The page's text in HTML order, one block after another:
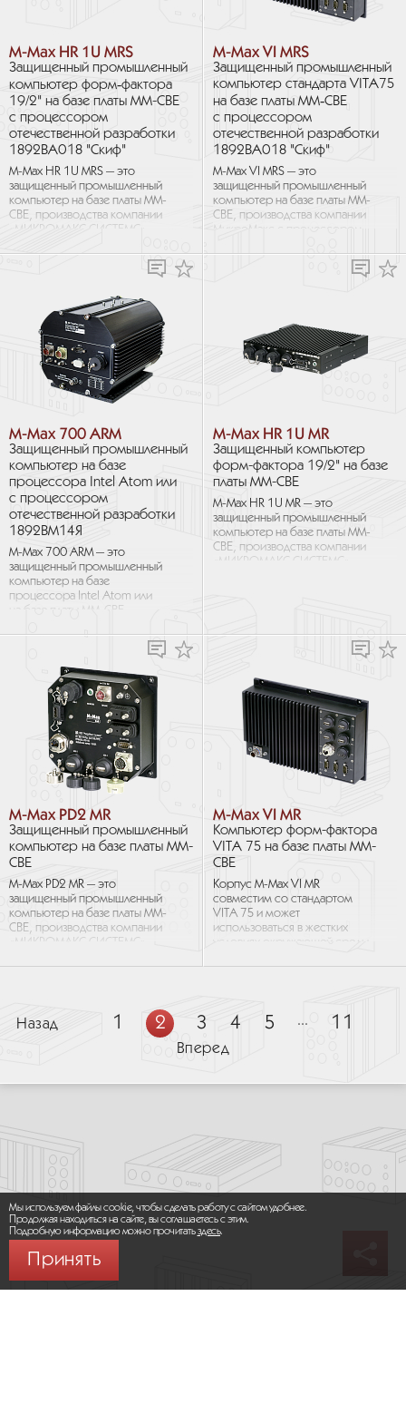
M-Max HR 1U MRS
Защищенный промышленный
компьютер форм‑фактора
19/2" на базе платы MM-CBE
с процессором
отечественной разработки
1892ВА018 "Скиф"
M-Max HR 1U MRS — это
защищенный промышленный
компьютер на базе платы MM-
CBE, производства компании
«МИКРОМАКС СИСТЕМС»
отечественной разработки...
M-Max VI MRS
Защищенный промышленный
компьютер стандарта VITA75
на базе платы MM‑CBE
с процессором
отечественной разработки
1892ВА018 "Скиф"
M-Max VI MRS — это
защищенный промышленный
компьютер на базе платы MM-
CBE, производства компании
МикроМакс с процессором
1892ВА018 «Скиф». Корпус...
M-Max 700 ARM
Защищенный промышленный
компьютер на базе
процессора Intel Atom или
с процессором
отечественной разработки
1892ВМ14Я
M-Max 700 ARM — это
защищенный промышленный
компьютер на базе
процессора Intel Atom или
на базе платы MM-CBE,
«МИКРОМАКС СИСТЕМС»...
M-Max HR 1U MR
Защищенный компьютер
форм-фактора 19/2" на базе
платы MM-CBE
M-Max HR 1U MR — это
защищенный промышленный
компьютер на базе платы MM-
CBE, производства компании
«МИКРОМАКС СИСТЕМС».
M-Max PD2 MR
Защищенный промышленный
компьютер на базе платы MM-
CBE
M-Max PD2 MR — это
защищенный промышленный
компьютер на базе платы MM-
CBE, производства компании
«МИКРОМАКС СИСТЕМС».
M-Max VI MR
Компьютер форм-фактора
VITA 75 на базе платы MM-
CBE
Корпус M-Max VI MR
совместим со стандартом
VITA 75 и может
использоваться в жестких
Назад 1 2 3 4 5 ... 11
Вперед
Мы используем файлы cookie, чтобы сделать работу с сайтом удобнее.
Продолжая находиться на сайте, вы соглашаетесь с этим.
Подробную информацию можно прочитатьздесь.
Принять